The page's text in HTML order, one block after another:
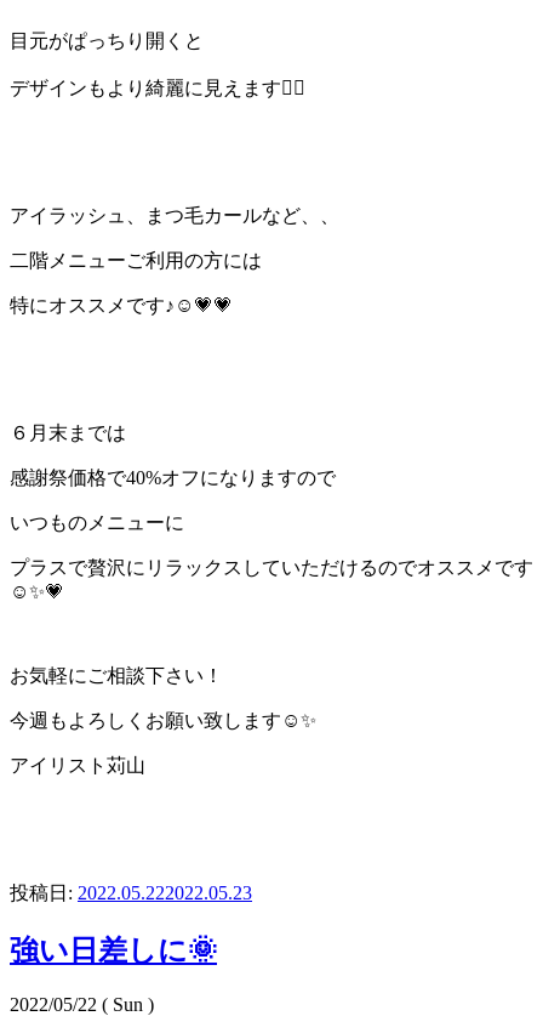
目元がぱっちり開くと
デザインもより綺麗に見えます🙆‍♀️
アイラッシュ、まつ毛カールなど、、
二階メニューご利用の方には
特にオススメです♪☺️💗💗
６月末までは
感謝祭価格で40%オフになりますので
いつものメニューに
プラスで贅沢にリラックスしていただけるのでオススメです
☺️✨💗
お気軽にご相談下さい！
今週もよろしくお願い致します☺️✨
アイリスト苅山
投稿日: 2022.05.222022.05.23
強い日差しに🌞
2022/05/22 ( Sun )